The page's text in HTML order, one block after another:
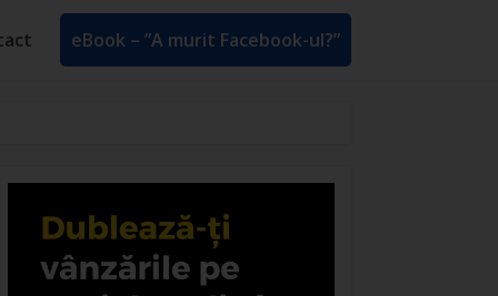
eBook – ”A murit Facebook-ul?”